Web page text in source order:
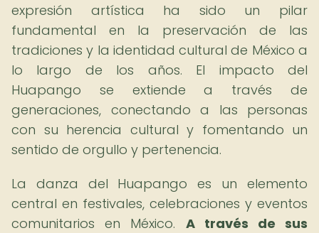
expresión artística ha sido un pilar
fundamental en la preservación de las
tradiciones y la identidad cultural de México a
lo largo de los años. El impacto del
Huapango se extiende a través de
generaciones, conectando a las personas
con su herencia cultural y fomentando un
sentido de orgullo y pertenencia.
La danza del Huapango es un elemento
central en festivales, celebraciones y eventos
comunitarios en México. A través de sus